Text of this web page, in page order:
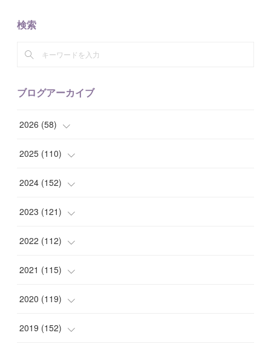
検索
ブログアーカイブ
2026 (58)
( 2)
(10)
(9)
( 7)
( 8 )
2025 (110)
(10)
(7)
( 8)
( 7 )
( 10)
2024 (152)
(14)
( 15)
( 11)
( 10)
( 11)
2023 (121)
( 12)
( 8)
( 8)
( 6)
2022 (112)
( 10)
( 7)
(8)
2021 (115)
( 14)
(13)
2020 (119)
(7)
2019 (152)